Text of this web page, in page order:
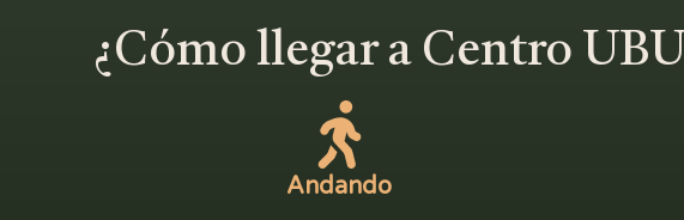
¿Cómo llegar a Centro
Andando